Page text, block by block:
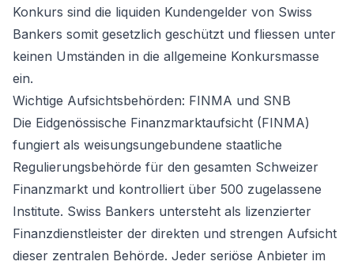
Konkurs sind die liquiden Kundengelder von Swiss
Bankers somit gesetzlich geschützt und fliessen unter
keinen Umständen in die allgemeine Konkursmasse
ein.
Wichtige Aufsichtsbehörden: FINMA und SNB
Die Eidgenössische Finanzmarktaufsicht (FINMA)
fungiert als weisungsungebundene staatliche
Regulierungsbehörde für den gesamten Schweizer
Finanzmarkt und kontrolliert über 500 zugelassene
Institute. Swiss Bankers untersteht als lizenzierter
Finanzdienstleister der direkten und strengen Aufsicht
dieser zentralen Behörde. Jeder seriöse Anbieter im